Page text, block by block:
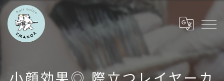
小顔効果◎ 際立つレイヤーカ